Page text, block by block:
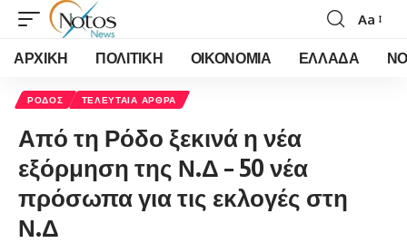
Font
Resizer
Aa
ΑΡΧΙΚΗ ΠΟΛΙΤΙΚΗ ΟΙΚΟΝΟΜΙΑ ΕΛΛΑΔΑ
ΡΟΔΟΣ ΤΕΛΕΥΤΑΙΑ ΑΡΘΡΑ
Από τη Ρόδο ξεκινά η νέα
εξόρμηση της Ν.Δ – 50 νέα
πρόσωπα για τις εκλογές στη
Ν.Δ